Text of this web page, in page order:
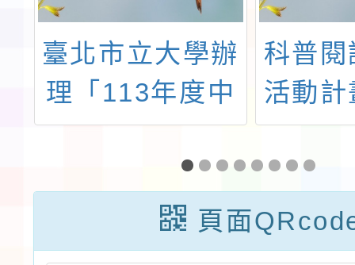
臺北市立大學辦
理「113年度中
小學教師專業學
習社群召集人經
營力培訓課程之
修訂、發展與實
科普
活動
普宇
垠」
「嚮
科普
頁面